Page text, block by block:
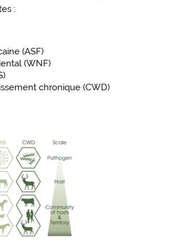
:
(ASF)
(WNF)
chronique (CWD)